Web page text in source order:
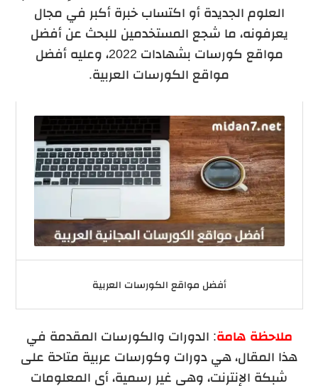
العلوم الجديدة أو اكتساب خبرة أكبر في مجال
يعرفونه، ما شجع المستخدمين للبحث عن أفضل
مواقع كورسات بشهادات 2022، وعليه أفضل
مواقع الكورسات العربية.
أفضل مواقع الكورسات العربية
ملاحظة هامة: الدورات والكورسات المقدمة في
هذا المقال، هي دورات وكورسات عربية متاحة على
شبكة الإنترنت، وهي غير رسمية، أي المعلومات